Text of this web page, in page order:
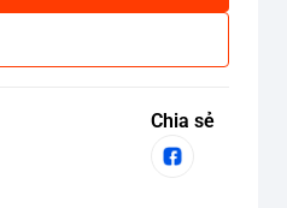
Chia sẻ